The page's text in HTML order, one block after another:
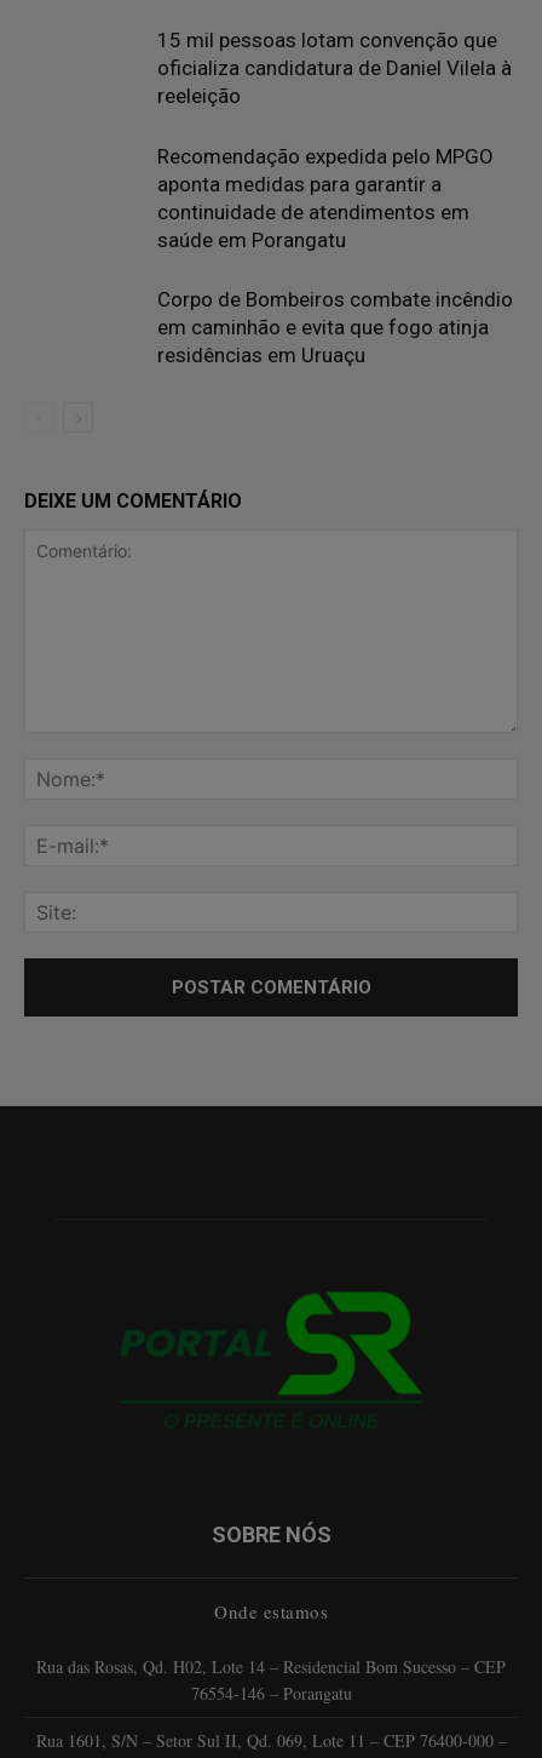
15 mil pessoas lotam convenção que
oficializa candidatura de Daniel Vilela à
reeleição
Recomendação expedida pelo MPGO
aponta medidas para garantir a
continuidade de atendimentos em
saúde em Porangatu
Corpo de Bombeiros combate incêndio
em caminhão e evita que fogo atinja
residências em Uruaçu
DEIXE UM COMENTÁRIO
SOBRE NÓS
Onde estamos
Rua das Rosas, Qd. H02, Lote 14 – Residencial Bom Sucesso – CEP
76554-146 – Porangatu
Rua 1601, S/N – Setor Sul II, Qd. 069, Lote 11 – CEP 76400-000 –